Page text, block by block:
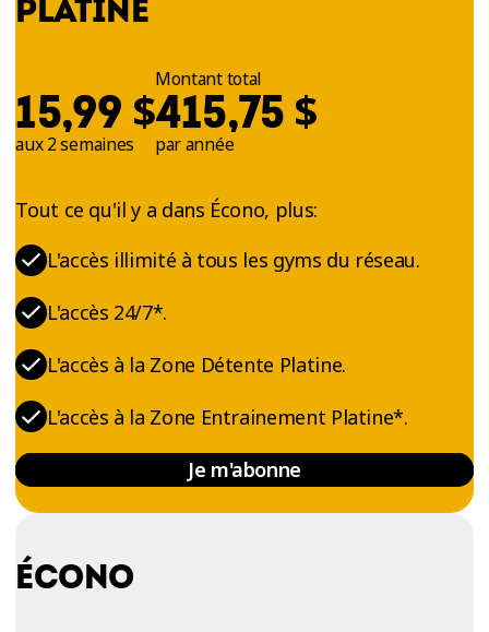
ÉCONO
PLATINE
15,99 $
aux 2 semaines
Montant total
415,75 $
par année
Tout ce qu'il y a dans Écono, plus:
L'accès illimité à tous les gyms du réseau.
L'accès 24/7*.
L'accès à la Zone Détente Platine.
L'accès à la Zone Entrainement Platine*.
Je m'abonne